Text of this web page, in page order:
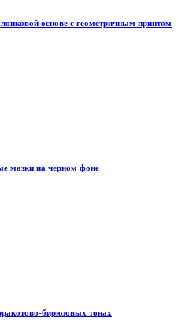
основе с геометричным принтом
мазки на черном фоне
бирюзовых тонах